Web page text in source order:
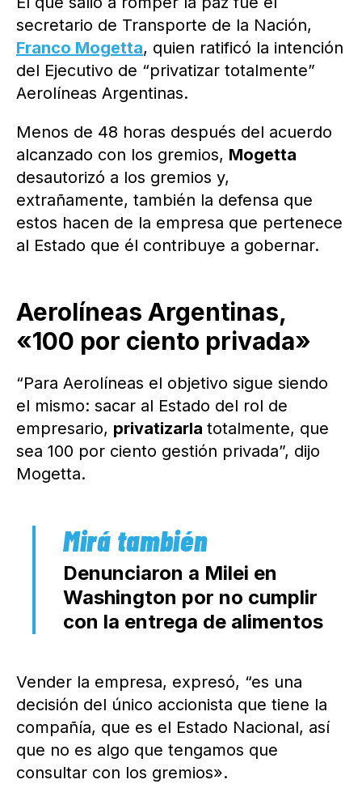
secretario de Transporte de la Nación,
Franco Mogetta, quien ratificó la intención
del Ejecutivo de “privatizar totalmente”
Aerolíneas Argentinas.
Menos de 48 horas después del acuerdo
alcanzado con los gremios, Mogetta
desautorizó a los gremios y,
extrañamente, también la defensa que
estos hacen de la empresa que pertenece
al Estado que él contribuye a gobernar.
Aerolíneas Argentinas,
«100 por ciento privada»
“Para Aerolíneas el objetivo sigue siendo
el mismo: sacar al Estado del rol de
empresario, privatizarla totalmente, que
sea 100 por ciento gestión privada”, dijo
Mogetta.
Denunciaron a Milei en
Washington por no cumplir
con la entrega de alimentos
Vender la empresa, expresó, “es una
decisión del único accionista que tiene la
compañía, que es el Estado Nacional, así
que no es algo que tengamos que
consultar con los gremios».